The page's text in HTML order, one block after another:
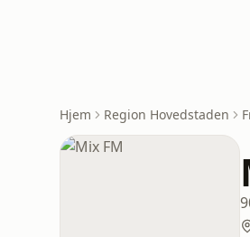
Hjem Region Hovedstaden